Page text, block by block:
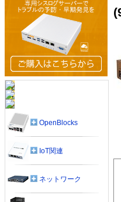
OpenBlocks
IoT関連
ネットワーク